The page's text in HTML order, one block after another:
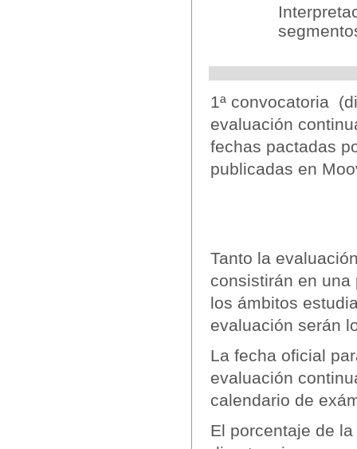
1ª convocatoria
evaluación
fechas pactadas
publicadas en
Tanto la
consistirán en
los ámbitos
evaluación serán
La fecha oficial
evaluación
calendario de
El porcentaje de